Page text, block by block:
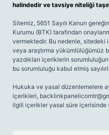
halindedir ve tavsiye niteliği
Sitemiz, 5651 Sayılı Kanun
Kurumu (BTK) tarafından
vermektedir. Bu nedenle,
veya araştırma yükümlülüğümüz
yazdıkları içeriklerin
bu sorumluluğu kabul etmiş
Hukuka ve yasal düzenlemelere
içerikleri,
ilgili içerikler yasal süre içerisinde